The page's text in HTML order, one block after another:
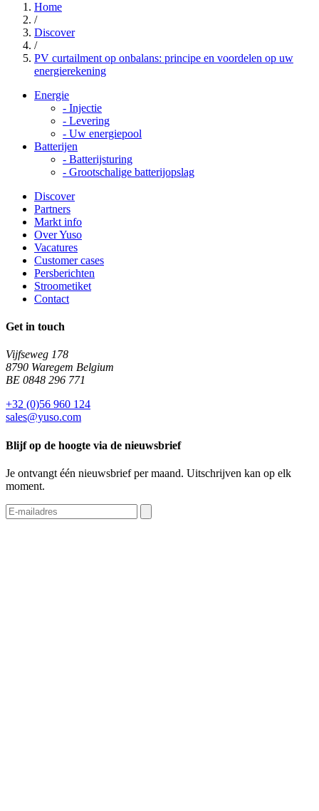
Home
/
Discover
/
PV curtailment op onbalans: principe en voordelen op uw
energierekening
Energie
- Injectie
- Levering
- Uw energiepool
Batterijen
- Batterijsturing
- Grootschalige batterijopslag
Discover
Partners
Markt info
Over Yuso
Vacatures
Customer cases
Persberichten
Stroometiket
Contact
Get in touch
Vijfseweg 178
8790 Waregem Belgium
BE 0848 296 771
+32 (0)56 960 124
sales@yuso.com
Blijf op de hoogte via de nieuwsbrief
Je ontvangt één nieuwsbrief per maand. Uitschrijven kan op elk
moment.